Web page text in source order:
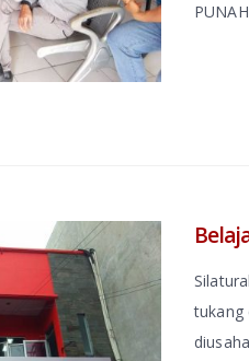
tukang